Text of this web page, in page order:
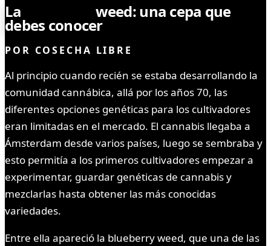
La weed: una cepa que
debes conocer
POR COSECHA LIBRE
Al principio cuando recién se estaba desarrollando la
comunidad cannábica, allá por los años 70, las
diferentes opciones genéticas para los cultivadores
eran limitadas en el mercado. El cannabis llegaba a
Ámsterdam desde varios países, luego se sembraba y
esto permitía a los primeros cultivadores empezar a
experimentar, guardar genéticas de cannabis y
mezclarlas hasta obtener las más conocidas
variedades.
Entre ella apareció la blueberry weed, que una de las